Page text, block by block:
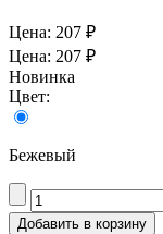
Цена: 207 ₽
Цена: 207 ₽
Новинка
Цвет:
Бежевый